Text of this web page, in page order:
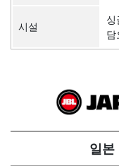
시설 싱
담
일본